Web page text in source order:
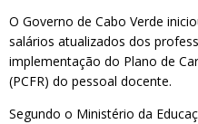
O Governo de Cabo Verde
salários atualizados dos
implementação do Plano de
(PCFR) do pessoal docente.
Segundo o Ministério da